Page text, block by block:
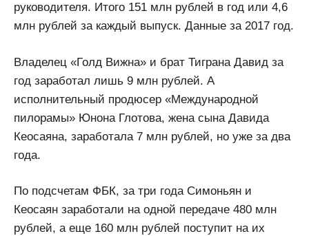
руководителя. Итого 151 млн рублей в год или 4,6
млн рублей за каждый выпуск. Данные за 2017 год.
Владелец «Голд Вижна» и брат Тиграна Давид за
год заработал лишь 9 млн рублей. А
исполнительный продюсер «Международной
пилорамы» Юнона Глотова, жена сына Давида
Кеосаяна, заработала 7 млн рублей, но уже за два
года.
По подсчетам ФБК, за три года Симоньян и
Кеосаян заработали на одной передаче 480 млн
рублей, а еще 160 млн рублей поступит на их